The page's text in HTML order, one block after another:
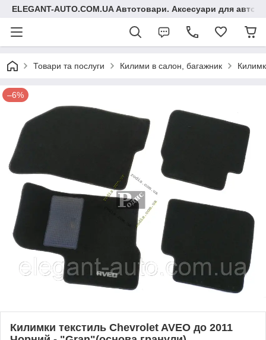
ELEGANT-AUTO.COM.UA Автотовари. Аксесуари для авто
Товари та послуги Килими в салон, багажник
–6%
Килимки текстиль Chevrolet AVEO до 2011